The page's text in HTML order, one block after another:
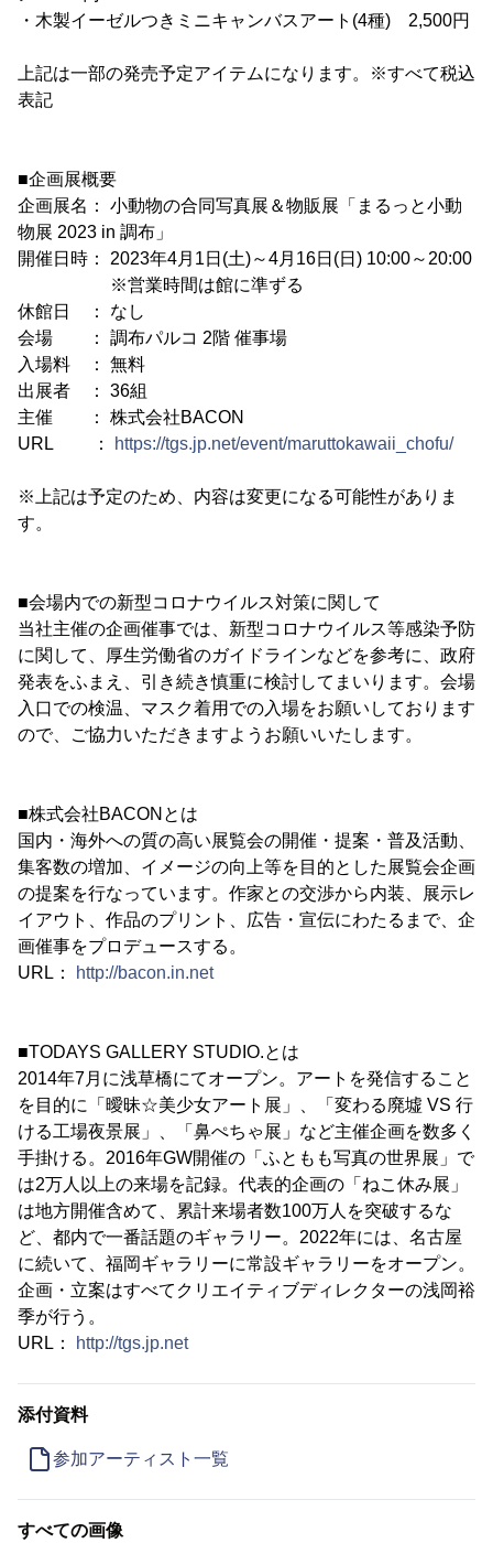
・木製イーゼルつきミニキャンバスアート(4種) 2,500円
上記は一部の発売予定アイテムになります。※すべて税込
表記
■企画展概要
企画展名： 小動物の合同写真展＆物販展「まるっと小動
物展 2023 in 調布」
開催日時： 2023年4月1日(土)～4月16日(日) 10:00～20:00
※営業時間は館に準ずる
休館日 ： なし
会場 ： 調布パルコ 2階 催事場
入場料 ： 無料
出展者 ： 36組
主催 ： 株式会社BACON
URL ：
https://tgs.jp.net/event/maruttokawaii_chofu/
※上記は予定のため、内容は変更になる可能性がありま
す。
■会場内での新型コロナウイルス対策に関して
当社主催の企画催事では、新型コロナウイルス等感染予防
に関して、厚生労働省のガイドラインなどを参考に、政府
発表をふまえ、引き続き慎重に検討してまいります。会場
入口での検温、マスク着用での入場をお願いしております
ので、ご協力いただきますようお願いいたします。
■株式会社BACONとは
国内・海外への質の高い展覧会の開催・提案・普及活動、
集客数の増加、イメージの向上等を目的とした展覧会企画
の提案を行なっています。作家との交渉から内装、展示レ
イアウト、作品のプリント、広告・宣伝にわたるまで、企
画催事をプロデュースする。
URL：
http://bacon.in.net
■TODAYS GALLERY STUDIO.とは
2014年7月に浅草橋にてオープン。アートを発信すること
を目的に「曖昧☆美少女アート展」、「変わる廃墟 VS 行
ける工場夜景展」、「鼻ぺちゃ展」など主催企画を数多く
手掛ける。2016年GW開催の「ふともも写真の世界展」で
は2万人以上の来場を記録。代表的企画の「ねこ休み展」
は地方開催含めて、累計来場者数100万人を突破するな
ど、都内で一番話題のギャラリー。2022年には、名古屋
に続いて、福岡ギャラリーに常設ギャラリーをオープン。
企画・立案はすべてクリエイティブディレクターの浅岡裕
季が行う。
URL：
http://tgs.jp.net
添付資料
参加アーティスト一覧
すべての画像